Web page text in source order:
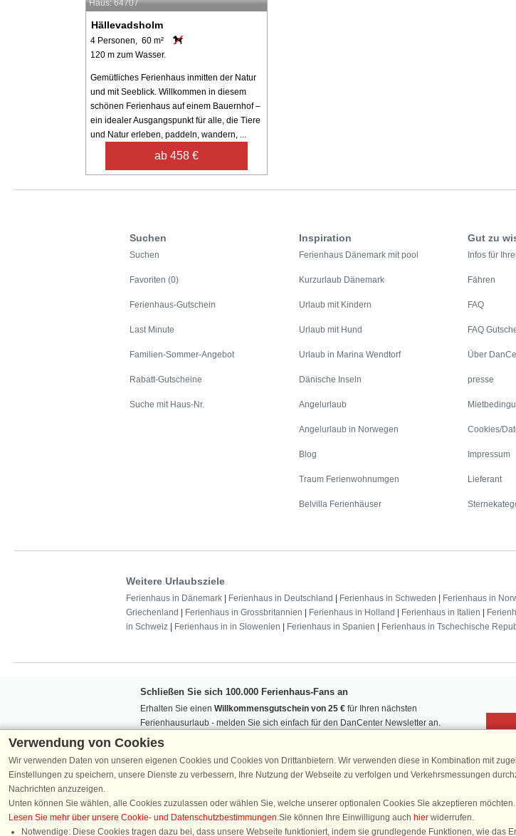
Haus: 64707
Hällevadsholm
4 Personen, 60 m²
120 m zum Wasser.
Gemütliches Ferienhaus inmitten der Natur
und mit Seeblick. Willkommen in diesem
schönen Ferienhaus auf einem Bauernhof –
ein idealer Ausgangspunkt für alle, die Tiere
und Natur erleben, paddeln, wandern, ...
ab 458 €
Suchen
Suchen
Favoriten (0)
Ferienhaus-Gutschein
Last Minute
Familien-Sommer-Angebot
Rabatt-Gutscheine
Suche mit Haus-Nr.
Inspiration
Ferienhaus Dänemark mit pool
Kurzurlaub Dänemark
Urlaub mit Kindern
Urlaub mit Hund
Urlaub in Marina Wendtorf
Dänische Inseln
Angelurlaub
Angelurlaub in Norwegen
Blog
Traum Ferienwohnumgen
Belvilla Ferienhäuser
Gut zu
Infos für
Fähren
FAQ
FAQ
Über
presse
Cookies/
Impressum
Lieferant
Weitere Urlaubsziele
Ferienhaus in Dänemark Ferienhaus in Deutschland Ferienhaus in Schweden Ferienhaus in
Griechenland
Ferienhaus in Grossbritannien Ferienhaus in Holland Ferienhaus in Italien
in Schweiz
Ferienhaus in in Slowenien Ferienhaus in Spanien Ferienhaus in Tschechische
Schließen Sie sich 100.000 Ferienhaus-Fans an
Erhalten Sie einen Willkommensgutschein von 25 € für Ihren nächsten
Ferienhausurlaub - melden Sie sich einfach für den DanCenter Newsletter an.
Verpassen Sie nie wieder exklusive Angebote, Gewinnspiele und Urlaubstipps!
Folgen Sie uns:
Verwendung von Cookies
Wir verwenden Daten von unseren eigenen Cookies und Cookies von Drittanbietern. Wir verwenden diese in Kombination mit
Einstellungen zu speichern, unsere Dienste zu verbessern, Ihre Nutzung der Webseite zu verfolgen und Verkehrsmessungen
Nachrichten anzuzeigen.
Unten können Sie wählen, alle Cookies zuzulassen oder wählen Sie, welche unserer optionalen Cookies Sie akzeptieren möchten.
Lesen Sie mehr über unsere Cookie- und Datenschutzbestimmungen.Sie können Ihre Einwilligung auch hier widerrufen.
Notwendige: Diese Cookies tragen dazu bei, dass unsere Webseite funktioniert, indem sie grundlegende Funktionen, wie das